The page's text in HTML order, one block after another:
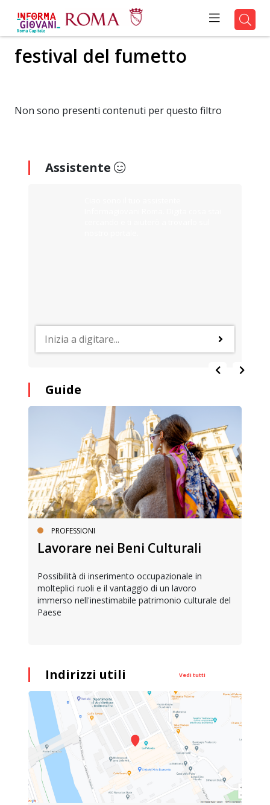
festival del fumetto
Non sono presenti contenuti per questo filtro
Assistente
Guide
PROFESSIONI
Lavorare nei Beni Culturali
Possibilità di inserimento occupazionale in
molteplici ruoli e il vantaggio di un lavoro
immerso nell'inestimabile patrimonio culturale del
Paese
Indirizzi utili Vedi tutti